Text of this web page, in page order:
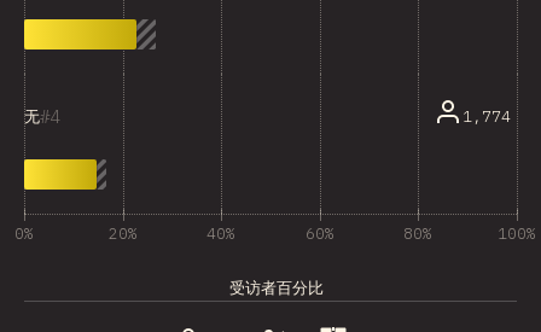
4
无 1,774
0% 20% 40% 60% 80% 100%
受访者百分比